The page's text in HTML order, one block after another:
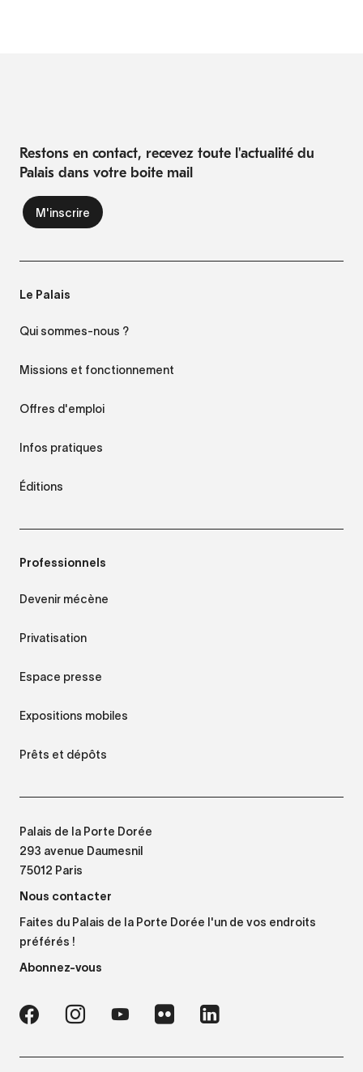
Restons en contact, recevez toute l'actualité du
Palais dans votre boite mail
Le Palais
Qui sommes-nous ?
Missions et fonctionnement
Offres d'emploi
Infos pratiques
Éditions
Professionnels
Devenir mécène
Privatisation
Espace presse
Expositions mobiles
Prêts et dépôts
Palais de la Porte Dorée
293 avenue Daumesnil
75012 Paris
Nous contacter
Faites du Palais de la Porte Dorée l'un de vos endroits
préférés !
Abonnez-vous